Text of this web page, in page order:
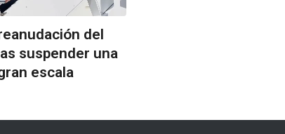
del
suspender una
escala